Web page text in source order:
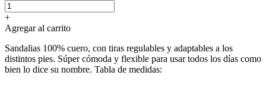
+
Agregar al carrito
Sandalias 100% cuero, con tiras regulables y adaptables a los
distintos pies. Súper cómoda y flexible para usar todos los días como
bien lo dice su nombre. Tabla de medidas: